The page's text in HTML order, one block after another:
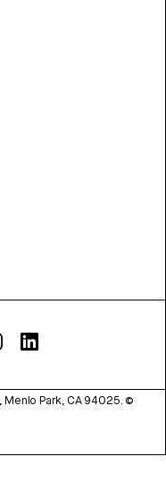
Park, CA 94025. ©